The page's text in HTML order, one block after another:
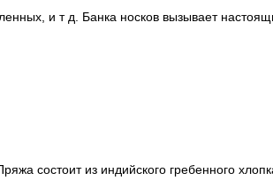
и т д. Банка носков вызывает
состоит из индийского гребенного